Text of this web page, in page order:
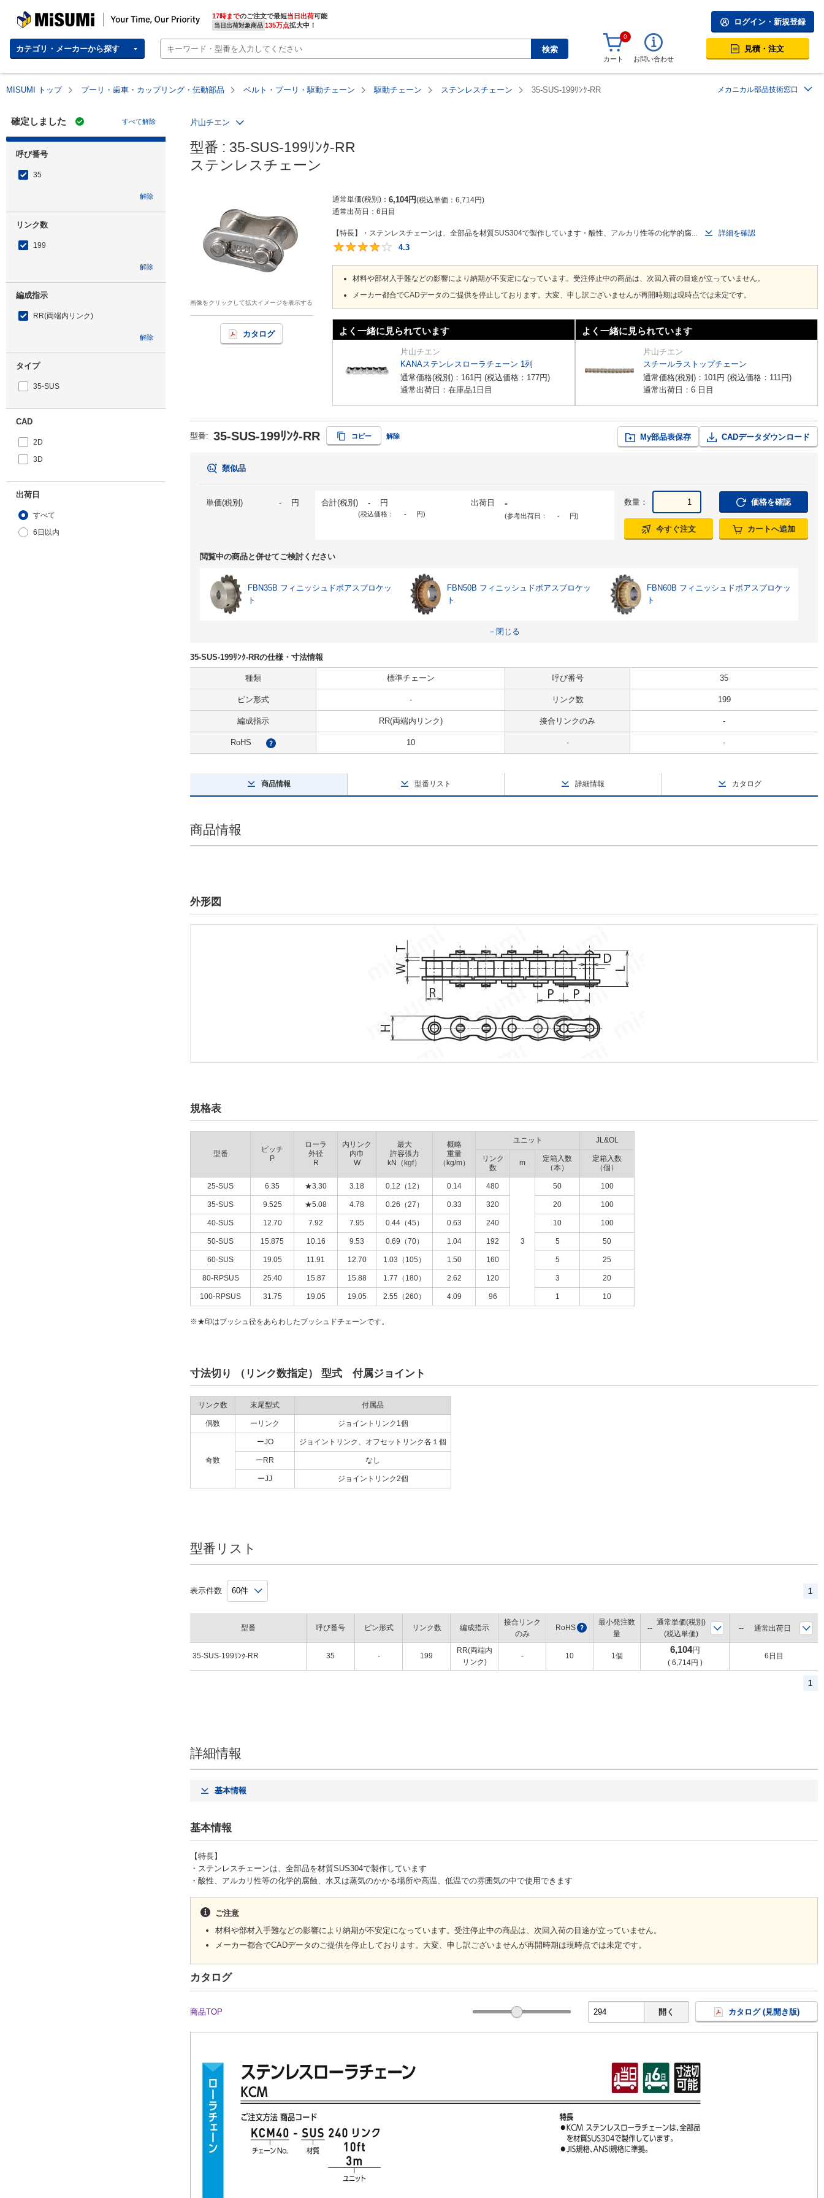
MISUMI | Your Time, Our Priority 17時までのご注文で最短当日出荷
当日出荷対象商品 135万点拡大中！
カテゴリ・メーカーから探す 検索
ログイン・新規登録
0
カート お問い合わせ
見積・注文
MISUMI トップ プーリ・歯車・カップリング・伝動部品 ベルト・プーリ・駆動チェーン 駆動チェーン ステンレスチェーン 35-SUS-199ﾘﾝｸ-RR メカニカル部品技術窓口
確定しました すべて解除
呼び番号
35
解除
リンク数
199
解除
編成指示
RR(両端内リンク)
解除
タイプ
35-SUS
CAD
2D
3D
出荷日
すべて
6日以内
片山チエン
型番 : 35-SUS-199ﾘﾝｸ-RR
ステンレスチェーン
画像をクリックして拡大イメージを表示する
カタログ
通常単価(税別) 6,104円 税込単価 6,714円
通常出荷日： 6日目
【特長】・ステンレスチェーンは、全部品を材質SUS304で製作しています・酸性、アルカリ性等の化学的腐...
詳細を確認
4.3
材料や部材入手難などの影響により納期が不安定になっています。受注停止中の商品は、次回入荷の目途が立っていません。
メーカー都合でCADデータのご提供を停止しております。大変、申し訳ございませんが再開時期は現時点では未定です。
よく一緒に見られています
片山チエン
KANAステンレスローラチェーン 1列
通常価格(税別)： 161円 (税込価格： 177円)
通常出荷日：在庫品1日目
よく一緒に見られています
片山チエン
スチールラストップチェーン
通常価格(税別)： 101円 (税込価格： 111円)
通常出荷日：6 日目
型番: 35-SUS-199ﾘﾝｸ-RR コピー 解除 My部品表保存 CADデータダウンロード
類似品
単価(税別) - 円 合計(税別) - 円
(税込価格： - 円)
出荷日 -
(参考出荷日： - 円)
数量： 価格を確認
今すぐ注文 カートへ追加
閲覧中の商品と併せてご検討ください
FBN35B フィニッシュドボアスプロケッ
ト
FBN50B フィニッシュドボアスプロケッ
ト
FBN60B フィニッシュドボアスプロケッ
ト
－閉じる
35-SUS-199ﾘﾝｸ-RRの仕様・寸法情報
種類 標準チェーン 呼び番号 35
ピン形式 - リンク数 199
編成指示 RR(両端内リンク) 接合リンクのみ -
RoHS ? 10 - -
商品情報 型番リスト 詳細情報 カタログ
商品情報
外形図
規格表
型番
ピッチ
P
ローラ
外径
R
内リンク
内巾
W
最大
許容張力
kN（kgf）
概略
重量
（kg/m）
ユニット JL&OL
リンク
数
m
定箱入数
（本）
定箱入数
（個）
25-SUS 6.35 ★3.30 3.18 0.12（12） 0.14 480
3
50 100
35-SUS 9.525 ★5.08 4.78 0.26（27） 0.33 320 20 100
40-SUS 12.70 7.92 7.95 0.44（45） 0.63 240 10 100
50-SUS 15.875 10.16 9.53 0.69（70） 1.04 192 5 50
60-SUS 19.05 11.91 12.70 1.03（105） 1.50 160 5 25
80-RPSUS 25.40 15.87 15.88 1.77（180） 2.62 120 3 20
100-RPSUS 31.75 19.05 19.05 2.55（260） 4.09 96 1 10
※★印はブッシュ径をあらわしたブッシュドチェーンです。
寸法切り （リンク数指定） 型式 付属ジョイント
リンク数 末尾型式 付属品
偶数 ーリンク ジョイントリンク1個
奇数
ーJO ジョイントリンク、オフセットリンク各１個
ーRR なし
ーJJ ジョイントリンク2個
型番リスト
表示件数 1
型番
35-SUS-199ﾘﾝｸ-RR
呼び番号 ピン形式 リンク数 編成指示
接合リンク
のみ
RoHS ?
最小発注数
量
35 - 199
RR(両端内
リンク)
- 10 1個
通常単価(税別)
(税込単価)
通常出荷日
6,104円
( 6,714円 )
6日目
1
詳細情報
基本情報
基本情報
【特長】
・ステンレスチェーンは、全部品を材質SUS304で製作しています
・酸性、アルカリ性等の化学的腐蝕、水又は蒸気のかかる場所や高温、低温での雰囲気の中で使用できます
ご注意
材料や部材入手難などの影響により納期が不安定になっています。受注停止中の商品は、次回入荷の目途が立っていません。
メーカー都合でCADデータのご提供を停止しております。大変、申し訳ございませんが再開時期は現時点では未定です。
カタログ
商品TOP 開く カタログ (見開き版)